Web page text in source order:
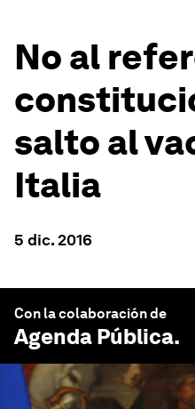
No al
salto al
Italia
5 dic. 2016
Con la colaboración de
Agenda Pública.